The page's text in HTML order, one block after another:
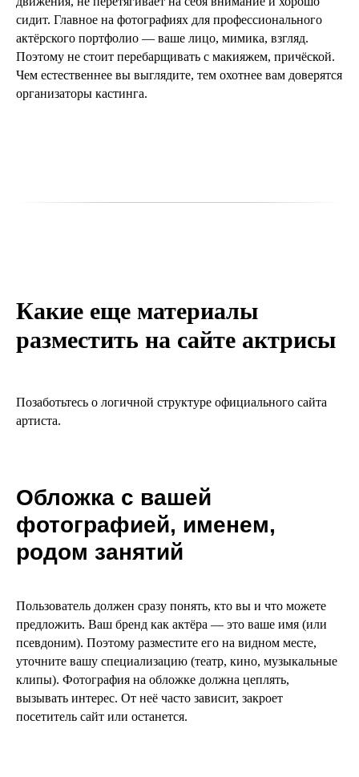
сидит. Главное на фотографиях для профессионального
актёрского портфолио — ваше лицо, мимика, взгляд.
Поэтому не стоит перебарщивать с макияжем, причёской.
Чем естественнее вы выглядите, тем охотнее вам доверятся
организаторы кастинга.
Какие еще материалы
разместить на сайте актрисы
Позаботьтесь о логичной структуре официального сайта
артиста.
Обложка с вашей
фотографией, именем,
родом занятий
Пользователь должен сразу понять, кто вы и что можете
предложить. Ваш бренд как актёра — это ваше имя (или
псевдоним). Поэтому разместите его на видном месте,
уточните вашу специализацию (театр, кино, музыкальные
клипы). Фотография на обложке должна цеплять,
вызывать интерес. От неё часто зависит, закроет
посетитель сайт или останется.